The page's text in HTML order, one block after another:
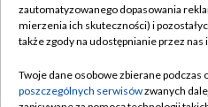
Naziemna Telewizja Cyfrowa
Rada Programowa
Moje
zautomatyzowanego dopasowania
mierzenia ich skuteczności) i
także zgody na udostępnianie przez
Twoje dane osobowe zbierane podczas
poszczególnych serwisówzwanych